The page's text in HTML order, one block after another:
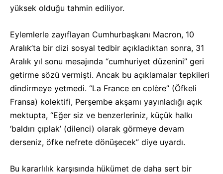
yüksek olduğu tahmin ediliyor.
Eylemlerle zayıflayan Cumhurbaşkanı Macron, 10
Aralık’ta bir dizi sosyal tedbir açıkladıktan sonra, 31
Aralık yıl sonu mesajında “cumhuriyet düzenini” geri
getirme sözü vermişti. Ancak bu açıklamalar tepkileri
dindirmeye yetmedi. “La France en colère” (Öfkeli
Fransa) kolektifi, Perşembe akşamı yayınladığı açık
mektupta, “Eğer siz ve benzerleriniz, küçük halkı
‘baldırı çıplak’ (dilenci) olarak görmeye devam
derseniz, öfke nefrete dönüşecek” diye uyardı.
Bu kararlılık karşısında hükümet de daha sert bir